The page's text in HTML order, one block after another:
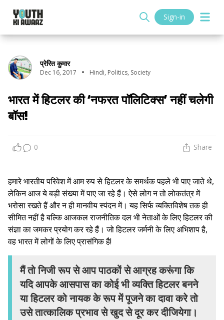
Sign-in
प्रेरित कुमार
Dec 16, 2017 Hindi, Politics, Society
भारत में हिटलर की ‘नफरत पॉलिटिक्स’ नहीं चलेगी
बॉस!
0 Share
हमारे भारतीय परिवेश में आम रुप से हिटलर के समर्थक पहले भी पाए जाते थे,
लेकिन आज ये बड़ी संख्या में पाए जा रहे हैं। ऐसे लोग न तो लोकतंत्र में
भरोसा रखते हैं और न ही मानवीय स्पंदन में। यह सिर्फ व्यक्तिविशेष तक ही
सीमित नहीं है बल्कि आजकल राजनीतिक दल भी नेताओं के लिए हिटलर की
संज्ञा का जमकर प्रयोग कर रहे हैं। जो हिटलर जर्मनी के लिए अभिशाप है,
वह भारत में लोगों के लिए प्रासंगिक है!
मैं तो निजी रूप से आप पाठकों से आग्रह करूंगा कि
यदि आपके आसपास का कोई भी व्यक्ति हिटलर बनने
या हिटलर को नायक के रूप में पूजने का दावा करे तो
उसे तात्कालिक प्रभाव से खुद से दूर कर दीजियेगा।